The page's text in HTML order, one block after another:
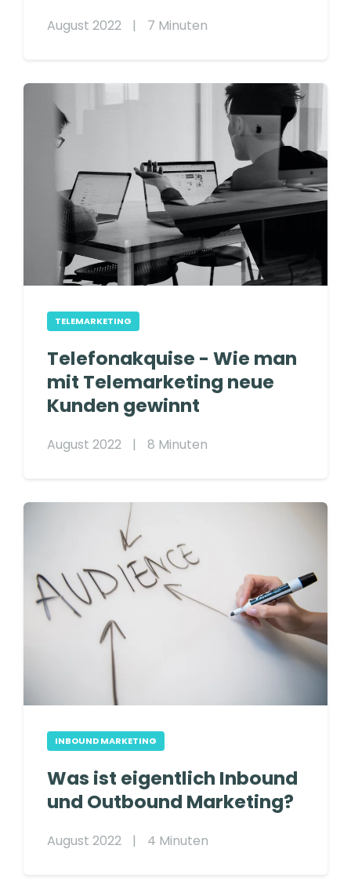
August 2022 | 7 Minuten
TELEMARKETING
Telefonakquise - Wie man
mit Telemarketing neue
Kunden gewinnt
August 2022 | 8 Minuten
INBOUND MARKETING
Was ist eigentlich Inbound
und Outbound Marketing?
August 2022 | 4 Minuten